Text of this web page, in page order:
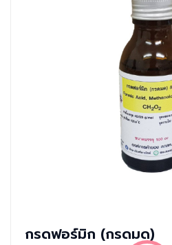
กรดฟอร์มิก (กรดมด)